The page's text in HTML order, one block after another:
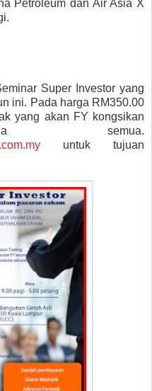
Petroleum dan Air Asia X
Super Investor yang
ini. Pada harga RM350.00
yang akan FY kongsikan
semua.
untuk tujuan